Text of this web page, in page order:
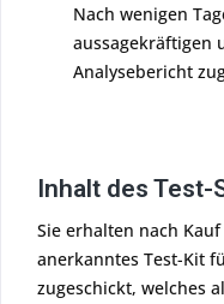
Nach wenigen
aussagekräftigen
Analysebericht
Inhalt des Test-
Sie erhalten nach
anerkanntes Test-Kit
zugeschickt, welches